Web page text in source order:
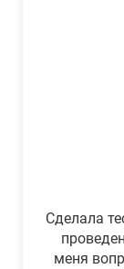
Сделала
меня